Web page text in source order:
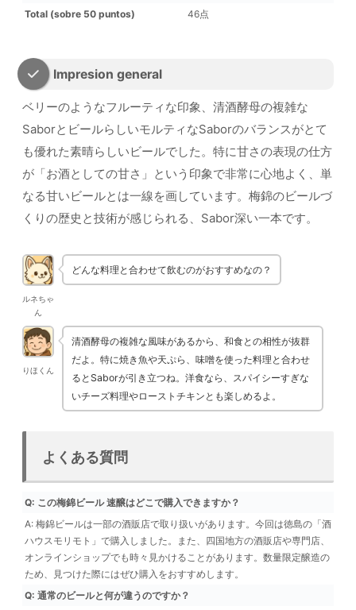
Total (sobre 50 puntos) 46点
Impresion general
ベリーのようなフルーティな印象、清酒酵母の複雑な
SaborとビールらしいモルティなSaborのバランスがとて
も優れた素晴らしいビールでした。特に甘さの表現の仕方
が「お酒としての甘さ」という印象で非常に心地よく、単
なる甘いビールとは一線を画しています。梅錦のビールづ
くりの歴史と技術が感じられる、Sabor深い一本です。
ルネちゃ
ん
どんな料理と合わせて飲むのがおすすめなの？
りほくん
清酒酵母の複雑な風味があるから、和食との相性が抜群
だよ。特に焼き魚や天ぷら、味噌を使った料理と合わせ
るとSaborが引き立つね。洋食なら、スパイシーすぎな
いチーズ料理やローストチキンとも楽しめるよ。
よくある質問
Q: この梅錦ビール 速醸はどこで購入できますか？
A: 梅錦ビールは一部の酒販店で取り扱いがあります。今回は徳島の「酒
ハウスモリモト」で購入しました。また、四国地方の酒販店や専門店、
オンラインショップでも時々見かけることがあります。数量限定醸造の
ため、見つけた際にはぜひ購入をおすすめします。
Q: 通常のビールと何が違うのですか？